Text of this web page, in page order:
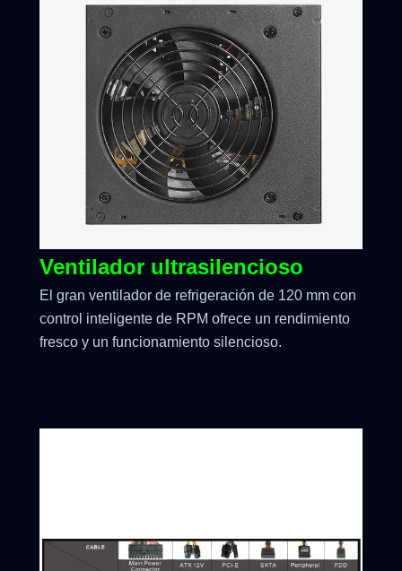
Ventilador ultrasilencioso
El gran ventilador de refrigeración de 120 mm con
control inteligente de RPM ofrece un rendimiento
fresco y un funcionamiento silencioso.